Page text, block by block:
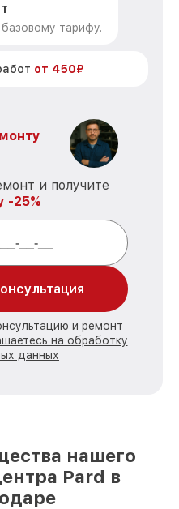
тарифу.
от 450₽
и получите
-25%
и ремонт
на обработку
данных
нашего
Pard в